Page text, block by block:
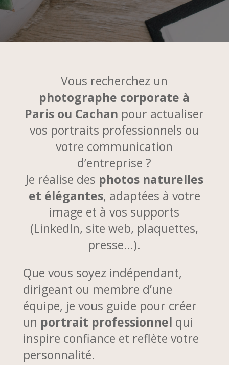
Vous recherchez un
photographe corporate à
Paris ou Cachan pour actualiser
vos portraits professionnels ou
votre communication
d’entreprise ?
Je réalise des photos naturelles
et élégantes, adaptées à votre
image et à vos supports
(LinkedIn, site web, plaquettes,
presse…).
Que vous soyez indépendant,
dirigeant ou membre d’une
équipe, je vous guide pour créer
un portrait professionnel qui
inspire confiance et reflète votre
personnalité.